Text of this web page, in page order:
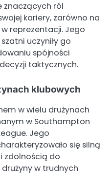
znaczących ról
kariery, zarówno na
reprezentacji. Jego
uczyniły go
spójności
taktycznych.
klubowych
w wielu drużynach
w Southampton
Jego
się silną
zdolnością do
w trudnych